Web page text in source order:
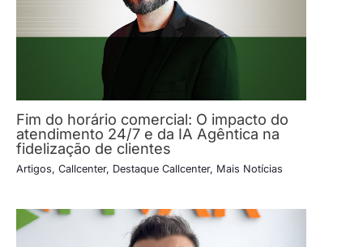
Fim do horário comercial: O impacto do
atendimento 24/7 e da IA Agêntica na
fidelização de clientes
Artigos, Callcenter, Destaque Callcenter, Mais Notícias